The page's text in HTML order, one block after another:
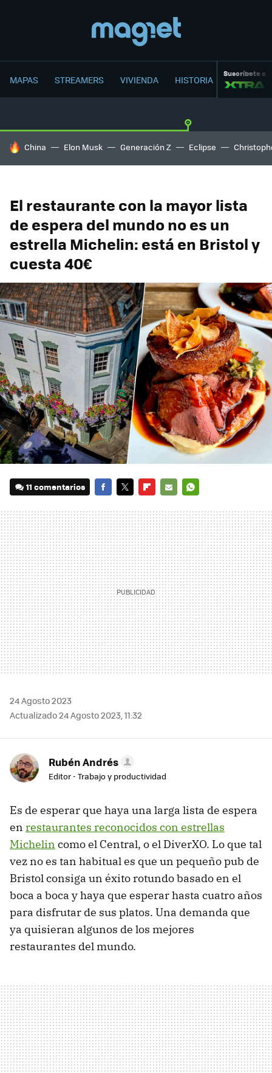
MAPAS STREAMERS VIVIENDA HISTORIA Suscríbete a
HOY SE HABLA DE
China Elon Musk Generación Z Eclipse
El restaurante con la mayor lista
de espera del mundo no es un
estrella Michelin: está en Bristol y
cuesta 40€
11 comentarios
MAIL
24 Agosto 2023
Actualizado 24 Agosto 2023, 11:32
Rubén Andrés
Editor - Trabajo y productividad
Es de esperar que haya una larga lista de espera
en restaurantes reconocidos con estrellas
Michelin como el Central, o el DiverXO. Lo que tal
vez no es tan habitual es que un pequeño pub de
Bristol consiga un éxito rotundo basado en el
boca a boca y haya que esperar hasta cuatro años
para disfrutar de sus platos. Una demanda que
ya quisieran algunos de los mejores
restaurantes del mundo.